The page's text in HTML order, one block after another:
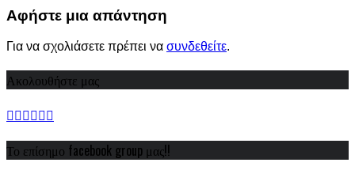
Αφήστε μια απάντηση
Για να σχολιάσετε πρέπει να συνδεθείτε.
Ακολουθήστε μας
Το επίσημο facebook group μας!!